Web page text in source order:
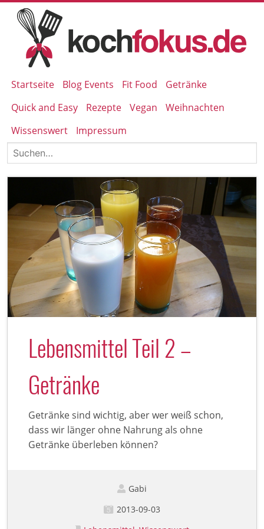
Startseite Blog Events Fit Food
Getränke
Quick and Easy
Rezepte Vegan
Weihnachten
Wissenswert
Impressum
Lebensmittel Teil 2 –
Getränke
Getränke sind wichtig, aber wer weiß schon,
dass wir länger ohne Nahrung als ohne
Getränke überleben können?
Gabi
2013-09-03